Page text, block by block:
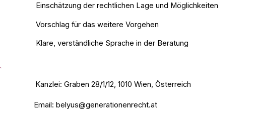
Einschätzung der rechtlichen Lage und Möglichkeiten
Vorschlag für das weitere Vorgehen
Klare, verständliche Sprache in der Beratung
Kanzlei: Graben 28/1/12, 1010 Wien, Österreich
Email:belyus@generationenrecht.at